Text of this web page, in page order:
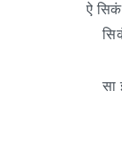
ऐ
सा